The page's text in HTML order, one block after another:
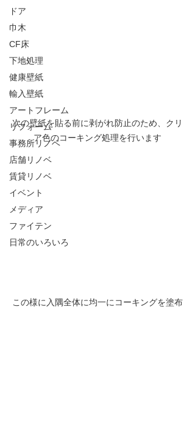
ドア
巾木
CF床
下地処理
健康壁紙
輸入壁紙
アートフレーム
リフォーム
事務所リノベ
店舗リノベ
賃貸リノベ
イベント
メディア
ファイテン
日常のいろいろ
次の壁紙を貼る前に剥がれ防止のため、クリ
ア色のコーキング処理を行います
この様に入隅全体に均一にコーキングを塗布